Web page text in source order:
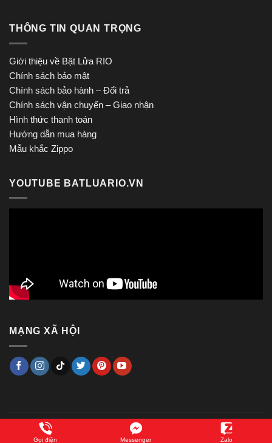
Gọi điện Messenger Zalo
THÔNG TIN QUAN TRỌNG
Giới thiệu về Bật Lửa RIO
Chính sách bảo mật
Chính sách bảo hành – Đổi trả
Chính sách vận chuyển – Giao nhận
Hình thức thanh toán
Hướng dẫn mua hàng
Mẫu khắc Zippo
YOUTUBE BATLUARIO.VN
MẠNG XÃ HỘI
Copyright 2014 ©